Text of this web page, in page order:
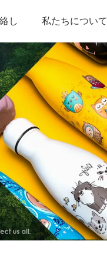
し 私たちについて